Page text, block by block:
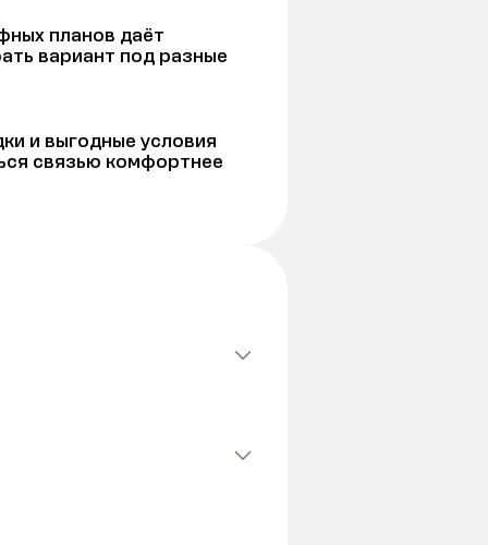
планов даёт
вариант под разные
и выгодные условия
связью комфортнее